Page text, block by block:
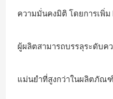
ความมั่นคงมิติ โดยการเพิ่ม
ผู้ผลิตสามารถบรรลุระดับค
แม่นยําที่สูงกว่าในผลิตภัณ